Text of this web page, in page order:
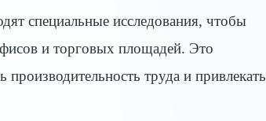
специальные исследования, чтобы
и торговых площадей. Это
труда и привлекать